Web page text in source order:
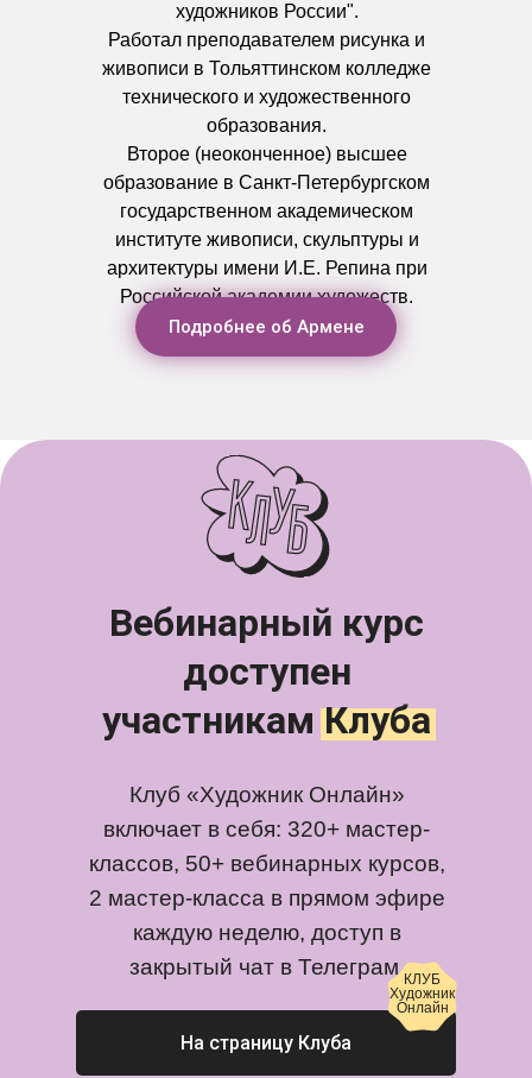
художников России".
Работал преподавателем рисунка и
живописи в Тольяттинском колледже
технического и художественного
образования.
Второе (неоконченное) высшее
образование в Санкт-Петербургском
государственном академическом
институте живописи, скульптуры и
архитектуры имени И.Е. Репина при
Российской академии художеств.
Подробнее об Армене
Вебинарный курс
доступен
участникам Клуба
Клуб «Художник Онлайн»
включает в себя: 320+ мастер-
классов, 50+ вебинарных курсов,
2 мастер-класса в прямом эфире
каждую неделю, доступ в
закрытый чат в Телеграм.
На страницу Клуба
КЛУБ
Художник
Онлайн